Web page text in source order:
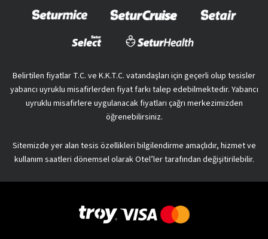
Belirtilen fiyatlar T.C. ve K.K.T.C. vatandaşları için geçerli olup tesisler
yabancı uyruklu misafirlerden fiyat farkı talep edebilmektedir. Yabancı
uyruklu misafirlere uygulanacak fiyatları çağrı merkezimizden
öğrenebilirsiniz.
Sitemizde yer alan tesis özellikleri bilgilendirme amaçlıdır, hizmet ve
kullanım saatleri dönemsel olarak Otel’ler tarafından değişitirilebilir.